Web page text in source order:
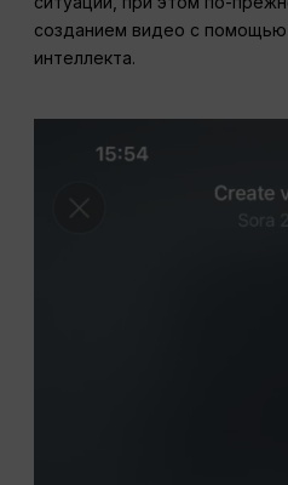
созданием видео с помощью
интеллекта.